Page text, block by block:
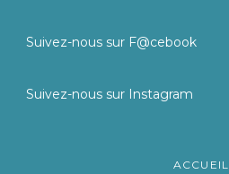
Suivez-nous sur F@cebook
Suivez-nous sur Instagram
ACCUEIL